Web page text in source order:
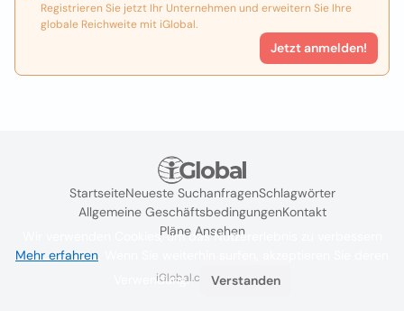
Registrieren Sie jetzt Ihr Unternehmen und erweitern Sie Ihre
globale Reichweite mit iGlobal.
Jetzt anmelden!
StartseiteNeueste SuchanfragenSchlagwörter
Allgemeine GeschäftsbedingungenKontakt
Pläne Ansehen
iGlobal.co @ 2024
Wir verwenden Cookies, um das Nutzererlebnis zu verbessern
Mehr erfahren
Verwendung.
Verstanden